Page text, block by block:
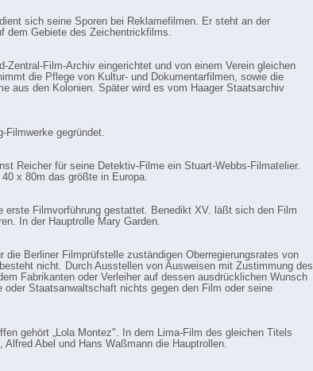
sich seine Sporen bei Reklamefilmen. Er steht an der
dem Gebiete des Zeichentrickfilms.
Zentral-Film-Archiv eingerichtet und von einem Verein gleichen
die Pflege von Kultur- und Dokumentarfilmen, sowie die
aus den Kolonien. Später wird es vom Haager Staatsarchiv
Filmwerke gegründet.
Reicher für seine Detektiv-Filme ein Stuart-Webbs-Filmatelier.
x 80m das größte in Europa.
erste Filmvorführung gestattet. Benedikt XV. läßt sich den Film
In der Hauptrolle Mary Garden.
die Berliner Filmprüfstelle zuständigen Oberregierungsrates von
nicht. Durch Ausstellen von Ausweisen mit Zustimmung des
Fabrikanten oder Verleiher auf dessen ausdrücklichen Wunsch
oder Staatsanwaltschaft nichts gegen den Film oder seine
gehört „Lola Montez". In dem Lima-Film des gleichen Titels
Alfred Abel und Hans Waßmann die Hauptrollen.